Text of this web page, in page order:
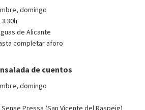
domingo
de Alicante
completar aforo
de cuentos
domingo
Pressa (San Vicente del Raspeig)